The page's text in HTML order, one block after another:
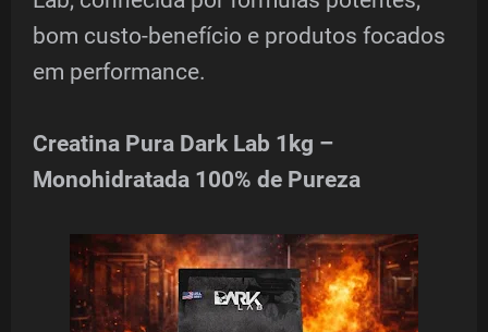
bom custo-benefício e produtos focados
em performance.
Creatina Pura Dark Lab 1kg –
Monohidratada 100% de Pureza